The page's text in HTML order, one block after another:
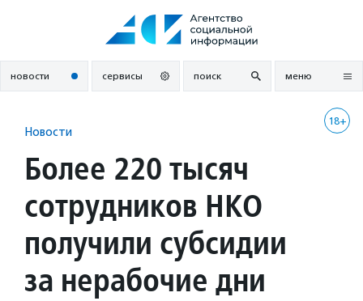
новости сервисы поиск меню
18+
Новости
Более 220 тысяч
сотрудников НКО
получили субсидии
за нерабочие дни